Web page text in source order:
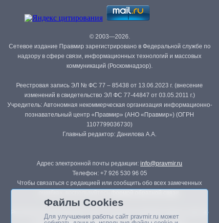
© 2003—2026.
Сетевое издание Правмир зарегистрировано в Федеральной службе по
надзору в сфере связи, информационных технологий и массовых
коммуникаций (Роскомнадзор).
Реестровая запись ЭЛ № ФС 77 – 85438 от 13.06.2023 г. (внесение
изменений в свидетельство ЭЛ ФС 77-44847 от 03.05.2011 г.)
Учредитель: Автономная некоммерческая организация информационно-
познавательный центр «Правмир» (АНО «Правмир») (ОГРН
1107799036730)
Главный редактор: Данилова А.А.
Адрес электронной почты редакции: info@pravmir.ru
Телефон: +7 926 530 96 05
Чтобы связаться с редакцией или сообщить обо всех замеченных
Републикация материалов сайта в печатных изданиях (книгах, прессе)
Файлы Cookies
Для улучшения работы сайт pravmir.ru может